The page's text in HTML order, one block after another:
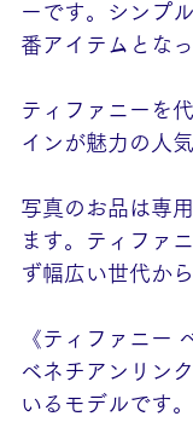
ーです。シンプ
番アイテムとな
ティファニーを
インが魅力の人
写真のお品は専
ます。ティファ
ず幅広い世代か
《ティファニー
ベネチアンリン
いるモデルです